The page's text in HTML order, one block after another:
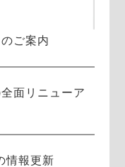
ご案内
面リニューア
情報更新